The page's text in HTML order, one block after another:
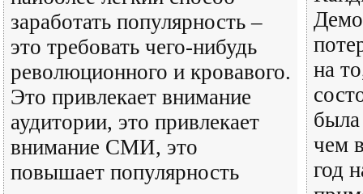
заработать популярность –
это требовать чего-нибудь
революционного и кровавого.
Это привлекает внимание
аудитории, это привлекает
внимание СМИ, это
повышает популярность
на
чем
год